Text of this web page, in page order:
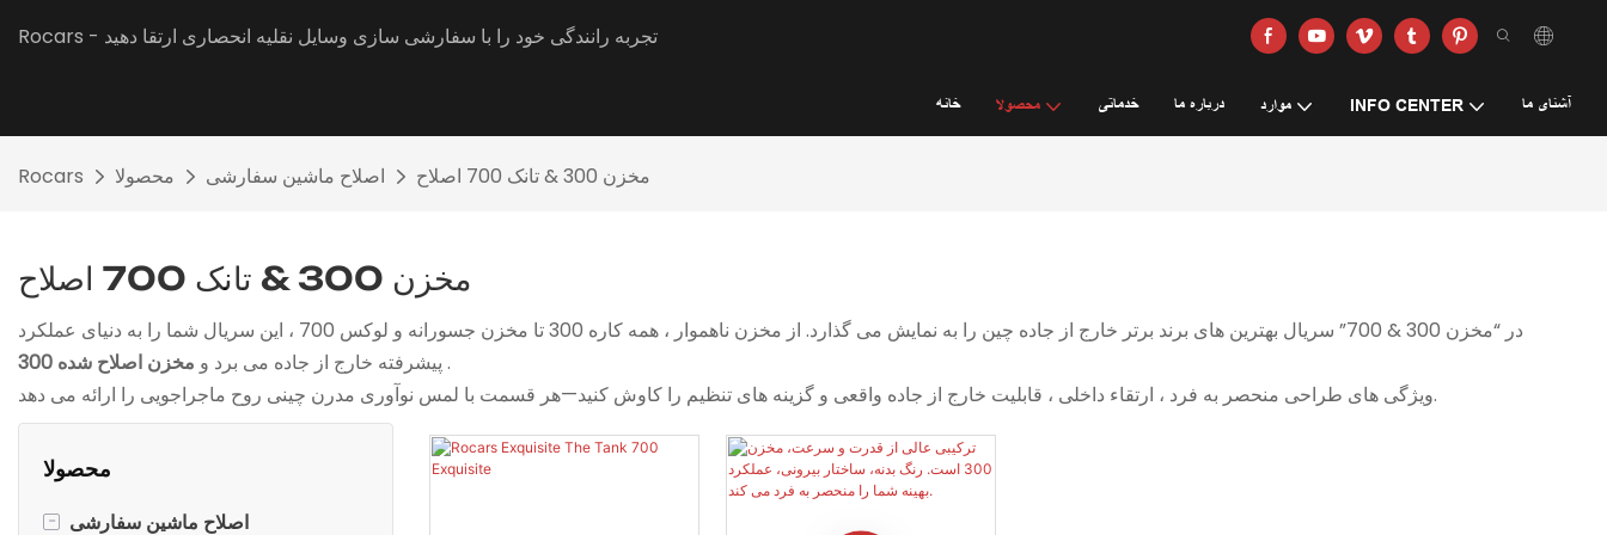
Rocars - تجربه رانندگی خود را با سفارشی سازی وسایل نقلیه انحصاری ارتقا دهید
خانه محصولا خدماتی درباره ما موارد INFO CENTER آشنای ما
Rocars محصولا اصلاح ماشین سفارشی مخزن 300 & تانک 700 اصلاح
مخزن 300 & تانک 700 اصلاح
در “مخزن 300 & 700” سریال بهترین های برند برتر خارج از جاده چین را به نمایش می گذارد. از مخزن ناهموار ، همه کاره 300 تا مخزن جسورانه و لوکس 700 ، این سریال شما را به دنیای عملکرد
پیشرفته خارج از جاده می برد و.
ویژگی های طراحی منحصر به فرد ، ارتقاء داخلی ، قابلیت خارج از جاده واقعی و گزینه های تنظیم را کاوش کنید—هر قسمت با لمس نوآوری مدرن چینی روح ماجراجویی را ارائه می دهد.
محصولا
-
اصلاح ماشین سفارشی